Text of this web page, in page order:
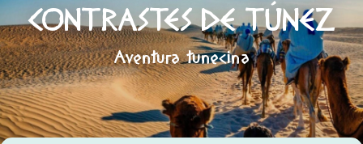
CONTRASTES DE TÚNEZ
Aventura tunecina